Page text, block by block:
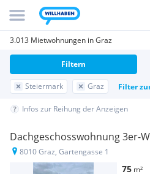
3.013 Mietwohnungen in Graz
Steiermark Graz Filter
Filtern
Infos zur Reihung der Anzeigen
Dachgeschosswohnung 3er-
8010 Graz, Gartengasse 1
75 m²